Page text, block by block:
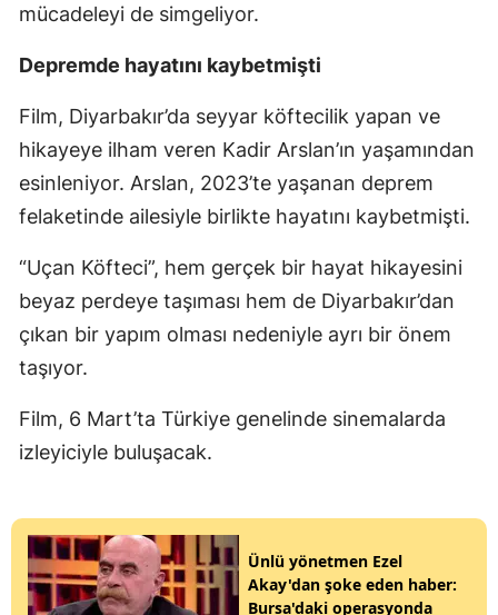
mücadeleyi de simgeliyor.
Depremde hayatını kaybetmişti
Film, Diyarbakır’da seyyar köftecilik yapan ve
hikayeye ilham veren Kadir Arslan’ın yaşamından
esinleniyor. Arslan, 2023’te yaşanan deprem
felaketinde ailesiyle birlikte hayatını kaybetmişti.
“Uçan Köfteci”, hem gerçek bir hayat hikayesini
beyaz perdeye taşıması hem de Diyarbakır’dan
çıkan bir yapım olması nedeniyle ayrı bir önem
taşıyor.
Film, 6 Mart’ta Türkiye genelinde sinemalarda
izleyiciyle buluşacak.
Ünlü yönetmen Ezel
Akay'dan şoke eden haber:
Bursa'daki operasyonda